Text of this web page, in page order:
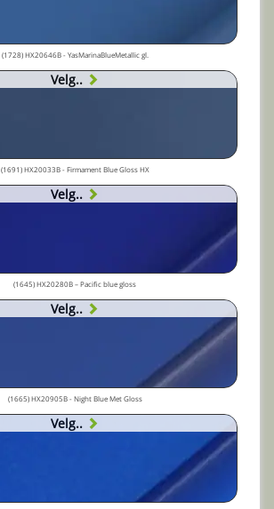
(1728) HX20646B - YasMarinaBlueMetallic gl.
Velg..
(1691) HX20033B - Firmament Blue Gloss HX
Velg..
(1645) HX20280B – Pacific blue gloss
Velg..
(1665) HX20905B - Night Blue Met Gloss
Velg..